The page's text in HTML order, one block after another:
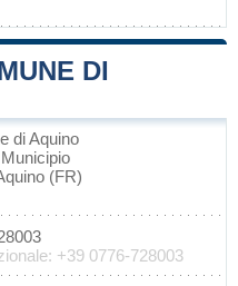
DI
di Aquino
(FR)
+39 0776-728003